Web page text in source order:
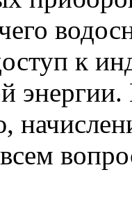
к
энергии.